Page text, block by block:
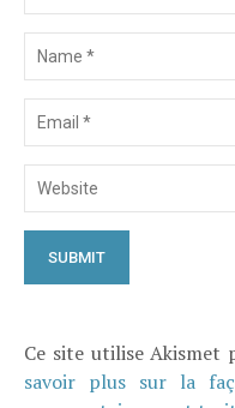
Ce site utilise Akismet
savoir plus sur la